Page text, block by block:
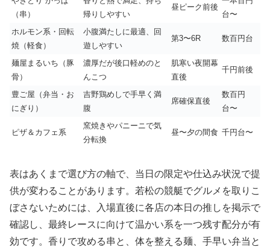
（串）
帰りしやすい
昼ピーク前後
台〜
ホルモン系・回転
焼（軽食）
小腹満たしに最適、回
遊しやすい
第3〜6R 数百円台
麺屋まるいち（豚
骨）
濃厚だが後口軽めのと
んこつ
肌寒い夜開幕
直後
千円前後
豊ご屋（弁当・お
にぎり）
吉野鶏めしで手早く満
腹
席確保直後
数百円
台〜
ピザ＆カフェ系
窯焼きやパニーニで気
分転換
昼〜夕の間食 千円台〜
表はあくまで選び方の軸で、当日の限定や仕込み状況で提
供が変わることがあります。若松の競艇でグルメを取りこ
ぼさないためには、入場直後に各店の本日の推しを掲示で
確認し、最終レースに向けて温かい系を一つ残す配分が有
効です。香りで攻める串と、体を整える麺、手早い弁当と